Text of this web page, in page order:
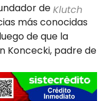
deKlutch
más conocidas
de que la
Koncecki, padre de